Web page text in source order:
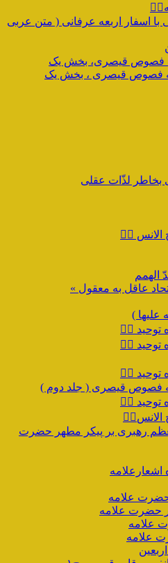
با اسفار اربعه عرفانی ( متن عربی
قیصری، بخش یک
فصوص قیصری ، بخش یک
لذّات عقلی
۹️⃣
الهمم
عاقل به معقول »
)
۴️⃣
۳️⃣
۲️⃣
فصوص قیصری ( جلد دوم )
۱️⃣
رهبری بر پیکر مطهر حضرت
اشعارعلامه
حضرت علامه
حضرت علامه
علامه
علامه